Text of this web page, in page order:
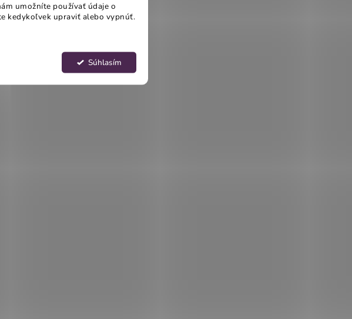
umožníte používať údaje o
kedykoľvek upraviť alebo vypnúť.
Súhlasím